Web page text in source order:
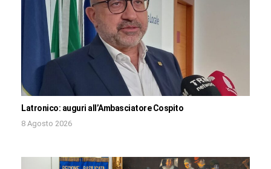
Latronico: auguri all’Ambasciatore Cospito
8 Agosto 2026